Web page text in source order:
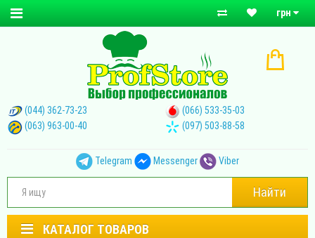
грн
(044) 362-73-23
(066) 533-35-03
(063) 963-00-40
(097) 503-88-58
Telegram Messenger Viber
Найти
КАТАЛОГ ТОВАРОВ